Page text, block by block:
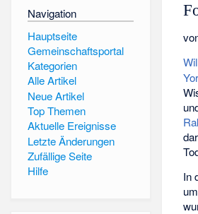
Navigation
Hauptseite
Gemeinschaftsportal
Kategorien
Alle Artikel
Neue Artikel
Top Themen
Aktuelle Ereignisse
Letzte Änderungen
Zufällige Seite
Hilfe
In